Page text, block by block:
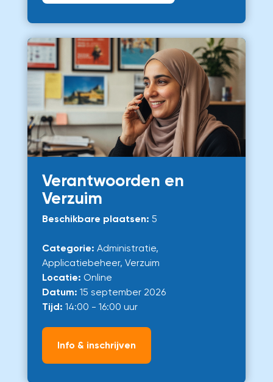
Verantwoorden en
Verzuim
Beschikbare plaatsen: 5
Categorie: Administratie,
Applicatiebeheer, Verzuim
Locatie: Online
Datum: 15 september 2026
Tijd: 14:00 - 16:00 uur
Info & inschrijven